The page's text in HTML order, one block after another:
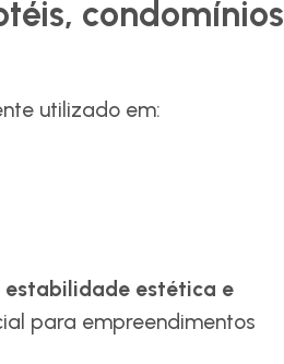
condomínios
utilizado em:
estabilidade estética e
para empreendimentos